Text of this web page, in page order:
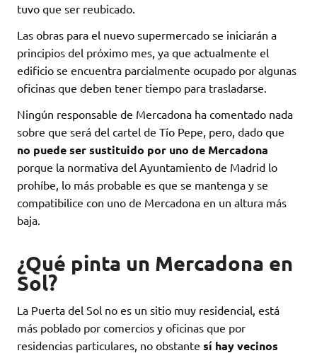
tuvo que ser reubicado.
Las obras para el nuevo supermercado se iniciarán a
principios del próximo mes, ya que actualmente el
edificio se encuentra parcialmente ocupado por algunas
oficinas que deben tener tiempo para trasladarse.
Ningún responsable de Mercadona ha comentado nada
sobre que será del cartel de Tío Pepe, pero, dado que
no puede ser sustituido por uno de Mercadona
porque la normativa del Ayuntamiento de Madrid lo
prohíbe, lo más probable es que se mantenga y se
compatibilice con uno de Mercadona en un altura más
baja.
¿Qué pinta un Mercadona en
Sol?
La Puerta del Sol no es un sitio muy residencial, está
más poblado por comercios y oficinas que por
residencias particulares, no obstante sí hay vecinos